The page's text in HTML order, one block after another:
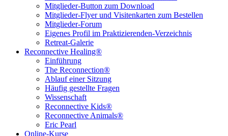
Mitglieder-Button zum Download
Mitglieder-Flyer und Visitenkarten zum Bestellen
Mitglieder-Forum
Eigenes Profil im Praktizierenden-Verzeichnis
Retreat-Galerie
Reconnective Healing®
Einführung
The Reconnection®
Ablauf einer Sitzung
Häufig gestellte Fragen
Wissenschaft
Reconnective Kids®
Reconnective Animals®
Eric Pearl
Online-Kurse